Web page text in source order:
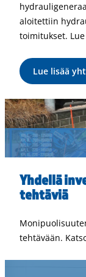
aloitettiin
toimitukset.
Lue lisää
Yhdellä
tehtäviä
tehtävään.